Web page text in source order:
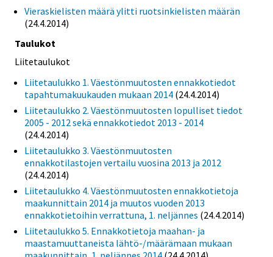
Vieraskielisten määrä ylitti ruotsinkielisten määrän
(24.4.2014)
Taulukot
Liitetaulukot
Liitetaulukko 1. Väestönmuutosten ennakkotiedot
tapahtumakuukauden mukaan 2014 (24.4.2014)
Liitetaulukko 2. Väestönmuutosten lopulliset tiedot
2005 - 2012 sekä ennakkotiedot 2013 - 2014
(24.4.2014)
Liitetaulukko 3. Väestönmuutosten
ennakkotilastojen vertailu vuosina 2013 ja 2012
(24.4.2014)
Liitetaulukko 4. Väestönmuutosten ennakkotietoja
maakunnittain 2014 ja muutos vuoden 2013
ennakkotietoihin verrattuna, 1. neljännes (24.4.2014)
Liitetaulukko 5. Ennakkotietoja maahan- ja
maastamuuttaneista lähtö-/määrämaan mukaan